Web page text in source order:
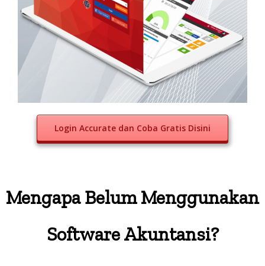
Login Accurate dan Coba Gratis Disini
Mengapa Belum Menggunakan
Software Akuntansi?